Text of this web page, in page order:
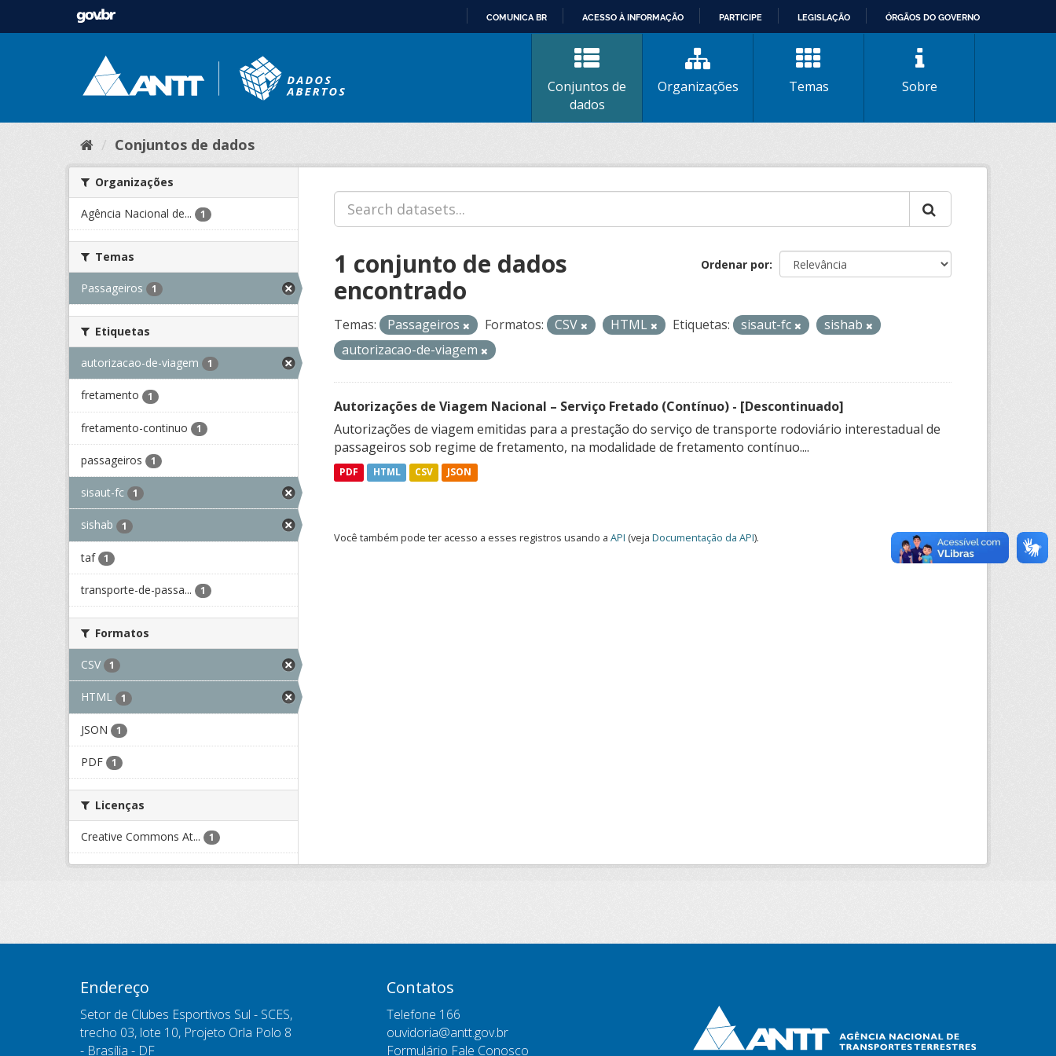
CONTEÚDO
COMUNICA BR ACESSO À INFORMAÇÃO PARTICIPE LEGISLAÇÃO ÓRGÃOS DO GOVERNO
Conjuntos de
dados
Organizações Temas Sobre
Conjuntos de dados
Organizações
Agência Nacional de... 1
Temas
Passageiros 1
Etiquetas
autorizacao-de-viagem 1
fretamento 1
fretamento-continuo 1
passageiros 1
sisaut-fc 1
sishab 1
taf 1
transporte-de-passa... 1
Formatos
CSV 1
HTML 1
JSON 1
PDF 1
Licenças
Creative Commons At... 1
Ordenar por
1 conjunto de dados
encontrado
Temas: Passageiros Formatos: CSV HTML Etiquetas: sisaut-fc
sishab
autorizacao-de-viagem
Autorizações de Viagem Nacional – Serviço Fretado (Contínuo) - [Descontinuado]
Autorizações de viagem emitidas para a prestação do serviço de transporte rodoviário interestadual de
passageiros sob regime de fretamento, na modalidade de fretamento contínuo....
PDF HTML CSV JSON
Você também pode ter acesso a esses registros usando a API (veja Documentação da API).
Endereço
Setor de Clubes Esportivos Sul - SCES,
trecho 03, lote 10, Projeto Orla Polo 8
- Brasília - DF
Contatos
Telefone 166
ouvidoria@antt.gov.br
Formulário Fale Conosco